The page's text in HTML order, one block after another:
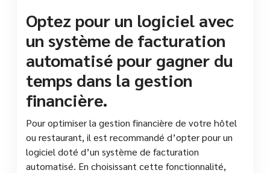
Optez pour un logiciel avec
un système de facturation
automatisé pour gagner du
temps dans la gestion
financière.
Pour optimiser la gestion financière de votre hôtel
ou restaurant, il est recommandé d’opter pour un
logiciel doté d’un système de facturation
automatisé. En choisissant cette fonctionnalité,